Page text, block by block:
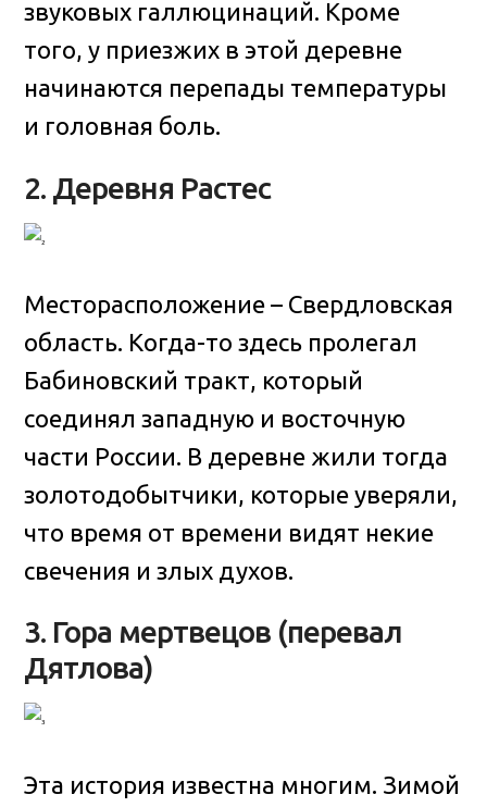
звуковых галлюцинаций. Кроме
того, у приезжих в этой деревне
начинаются перепады температуры
и головная боль.
2. Деревня Растес
Месторасположение – Свердловская
область. Когда-то здесь пролегал
Бабиновский тракт, который
соединял западную и восточную
части России. В деревне жили тогда
золотодобытчики, которые уверяли,
что время от времени видят некие
свечения и злых духов.
3. Гора мертвецов (перевал
Дятлова)
Эта история известна многим. Зимой